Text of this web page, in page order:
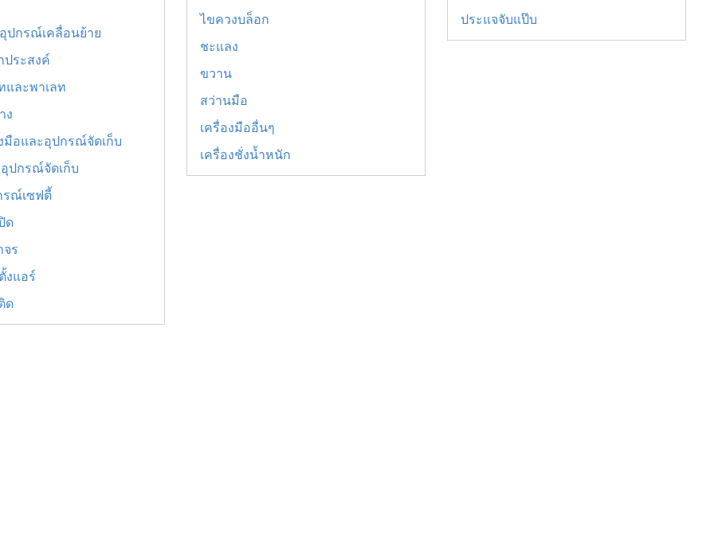
ปกรณ์เคลื่อนย้าย
ประสงค์
และพาเลท
ง
มือและอุปกรณ์จัดเก็บ
ปกรณ์จัดเก็บ
รณ์เซฟตี้
ด
ร
งแอร์
ด
ไขควงบล็อก
ชะแลง
ขวาน
สว่านมือ
เครื่องมืออื่นๆ
เครื่องชั่งน้ำหนัก
ประแจจับแป๊บ